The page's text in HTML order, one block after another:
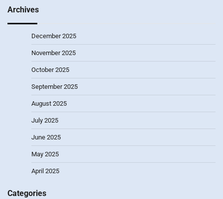
Archives
December 2025
November 2025
October 2025
September 2025
August 2025
July 2025
June 2025
May 2025
April 2025
Categories